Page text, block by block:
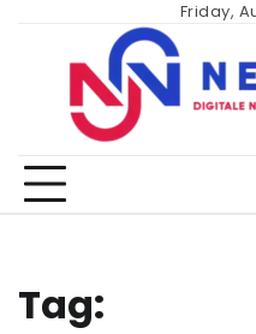
content
Friday,
Tag: